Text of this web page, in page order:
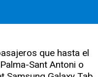
que hasta el
Sant Antoni o